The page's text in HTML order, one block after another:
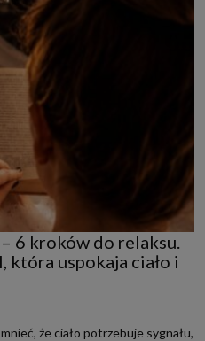
6 kroków do relaksu.
która uspokaja ciało i
że ciało potrzebuje sygnału,